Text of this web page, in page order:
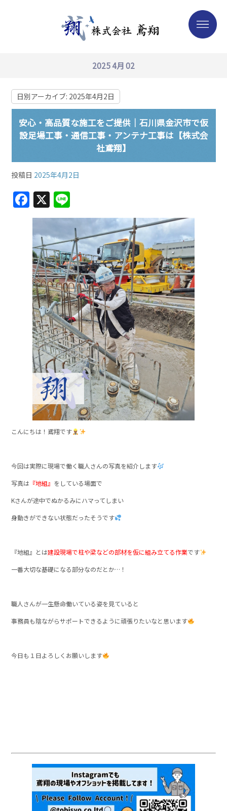
2025 4月 02
日別アーカイブ: 2025年4月2日
安心・高品質な施工をご提供｜石川県金沢市で仮
設足場工事・通信工事・アンテナ工事は【株式会
社鳶翔】
投稿日 2025年4月2日
F
a
c
e
b
o
o
k
X
n
e
こんにちは！鳶翔です
今回は実際に現場で働く職人さんの写真を紹介します
写真は 『地組』 をしている場面で
Kさんが途中でぬかるみにハマってしまい
身動きができない状態だったそうです
『地組』とは建設現場で柱や梁などの部材を仮に組み立てる作業です
一番大切な基礎になる部分なのだとか…！
職人さんが一生懸命働いている姿を見ていると
事務員も陰ながらサポートできるように頑張りたいなと思います
今日も１日よろしくお願いします